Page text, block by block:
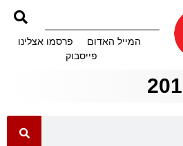
המייל האדום
פרסמו אצלינו
פייסבוק